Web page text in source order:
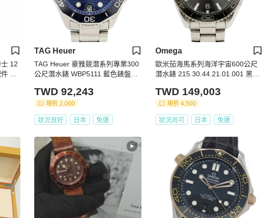
12
D-
TAG Heuer
TAG Heuer 豪雅競潛系列專業300
公尺潛水錶 WBP5111 藍色錶盤男
TWD 92,243
現折 2,000
狀況良好 日本 免運
Omega
歐米茄海馬系列海洋宇宙600公尺
潛水錶 215.30.44.21.01.001 黑色
TWD 149,003
現折 4,500
狀況尚可 日本 免運